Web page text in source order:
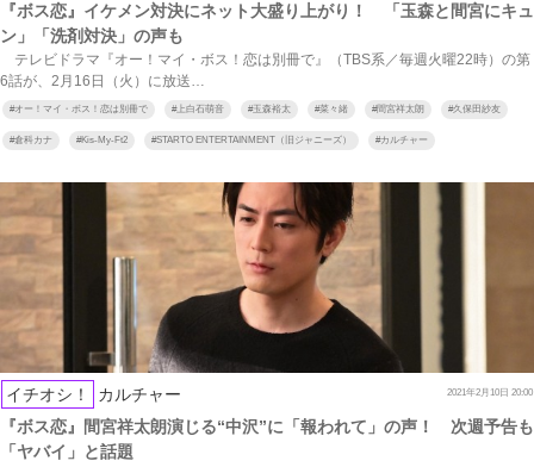
『ボス恋』イケメン対決にネット大盛り上がり！ 「玉森と間宮にキュ
ン」「洗剤対決」の声も
テレビドラマ『オー！マイ・ボス！恋は別冊で』（TBS系／毎週火曜22時）の第
6話が、2月16日（火）に放送…
#オー！マイ・ボス！恋は別冊で #上白石萌音 #玉森裕太 #菜々緒 #間宮祥太朗 #久保田紗友
#倉科カナ #Kis-My-Ft2 #STARTO ENTERTAINMENT（旧ジャニーズ） #カルチャー
イチオシ！ カルチャー 2021年2月10日 20:00
『ボス恋』間宮祥太朗演じる“中沢”に「報われて」の声！ 次週予告も
「ヤバイ」と話題